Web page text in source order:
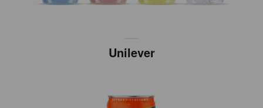
Unilever